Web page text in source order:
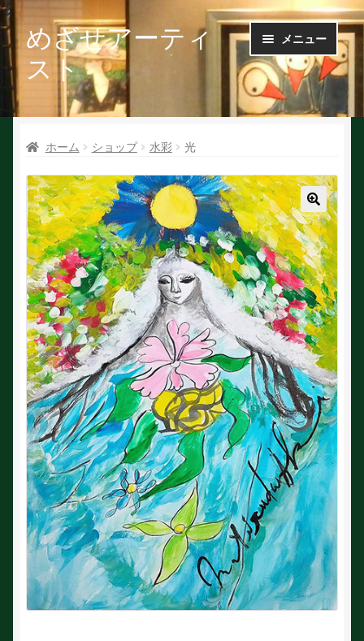
ナ
ビ
ゲ
ン
へ
ス
キ
ッ
プ
コ
ン
テ
ス
キ
ッ
プ
めざせアーティ
スト
メニュー
Ｑ＆Ａ
お問い合せ
会社概要
作家で探す
作家申請
初めての方へ
絵を探す
ホーム ショップ 水彩 光
🔍